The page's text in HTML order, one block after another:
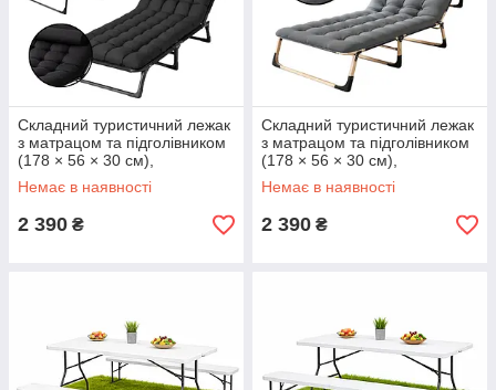
Складний туристичний лежак
з матрацом та підголівником
(178 × 56 × 30 см),
регульований садовий
шезлонг (Чорний)
Немає в наявності
2 390 ₴
Складний туристичний лежак
з матрацом та підголівником
(178 × 56 × 30 см),
регульований садовий
шезлонг (Сірий)
Немає в наявності
2 390 ₴